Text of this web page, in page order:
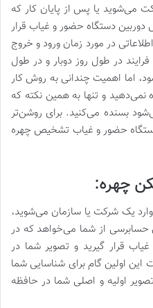
می‌شوید یا پس از پایان کار که
دستگاه حضور و غیاب قرار
در مورد زمان ورود و خروج
در طول روز دوبار و در طول
اما اهمیت چندانی به روش کار
و تنها به همین نکته که
بسنده می‌کنید. برای روشن‌تر
حضور و غیاب تشخیص چهره
چهره:
یک شرکت یا سازمان می‌شوید،
از شما می‌خواهد که در
قرار گیرید و تصویر شما در
اولین گام برای شناسایی شما
اولیه و اصلی شما در حافظه